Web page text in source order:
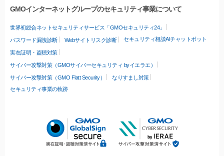
GMOインターネットグループのセキュリティ事業について
世界初総合ネットセキュリティサービス「GMOセキュリティ24」
パスワード漏洩診断 Webサイトリスク診断 セキュリティ相談AIチャットボット
実在証明・盗聴対策
サイバー攻撃対策（GMOサイバーセキュリティ byイエラエ）
サイバー攻撃対策（GMO Flatt Security）
なりすまし対策
セキュリティ事業の軌跡